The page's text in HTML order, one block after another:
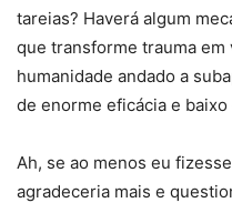
tareias? Haverá algum
que transforme trauma em
humanidade andado a
de enorme eficácia e baixo
Ah, se ao menos eu
agradeceria mais e